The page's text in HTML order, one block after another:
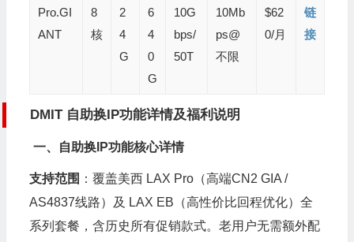
Pro.GI
ANT
8
核
2
4
G
6
4
0
G
10G
bps/
50T
10Mb
ps@
不限
$62
0/月
链
接
DMIT 自助换IP功能详情及福利说明
一、自助换IP功能核心详情
支持范围 ：覆盖美西 LAX Pro（高端CN2 GIA /
AS4837线路）及 LAX EB（高性价比回程优化）全
系列套餐，含历史所有促销款式。老用户无需额外配